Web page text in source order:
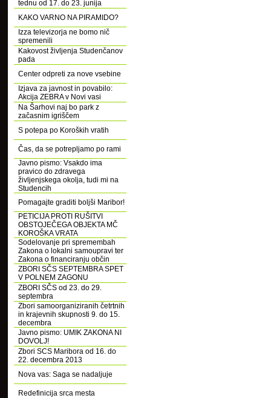
tednu od 17. do 23. junija
KAKO VARNO NA PIRAMIDO?
Izza televizorja ne bomo nič
spremenili
Kakovost življenja Studenčanov
pada
Center odpreti za nove vsebine
Izjava za javnost in povabilo:
Akcija ZEBRA v Novi vasi
Na Šarhovi naj bo park z
začasnim igriščem
S potepa po Koroških vratih
Čas, da se potrepljamo po rami
Javno pismo: Vsakdo ima
pravico do zdravega
življenjskega okolja, tudi mi na
Studencih
Pomagajte graditi boljši Maribor!
PETICIJA PROTI RUŠITVI
OBSTOJEČEGA OBJEKTA MČ
KOROŠKA VRATA
Sodelovanje pri spremembah
Zakona o lokalni samoupravi ter
Zakona o financiranju občin
ZBORI SČS SEPTEMBRA SPET
V POLNEM ZAGONU
ZBORI SČS od 23. do 29.
septembra
Zbori samoorganiziranih četrtnih
in krajevnih skupnosti 9. do 15.
decembra
Javno pismo: UMIK ZAKONA NI
DOVOLJ!
Zbori SCS Maribora od 16. do
22. decembra 2013
Nova vas: Saga se nadaljuje
Redefinicija srca mesta